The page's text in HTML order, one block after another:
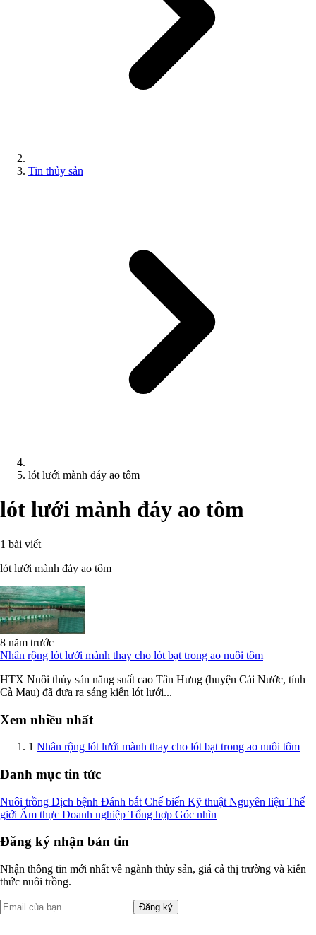
Tin thủy sản
lót lưới mành đáy ao tôm
lót lưới mành đáy ao tôm
1 bài viết
lót lưới mành đáy ao tôm
8 năm trước
Nhân rộng lót lưới mành thay cho lót bạt trong ao nuôi tôm
HTX Nuôi thủy sản năng suất cao Tân Hưng (huyện Cái Nước, tỉnh
Cà Mau) đã đưa ra sáng kiến lót lưới...
Xem nhiều nhất
1 Nhân rộng lót lưới mành thay cho lót bạt trong ao nuôi tôm
Danh mục tin tức
Nuôi trồng Dịch bệnh Đánh bắt Chế biến Kỹ thuật Nguyên liệu Thế
giới Ẩm thực Doanh nghiệp Tổng hợp Góc nhìn
Đăng ký nhận bản tin
Nhận thông tin mới nhất về ngành thủy sản, giá cả thị trường và kiến
thức nuôi trồng.
Đăng ký